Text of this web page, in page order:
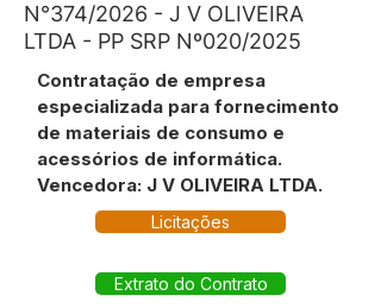
N°374/2026 - J V OLIVEIRA
LTDA - PP SRP Nº020/2025
Contratação de empresa
especializada para fornecimento
de materiais de consumo e
acessórios de informática.
Vencedora: J V OLIVEIRA LTDA.
Licitações
Extrato do Contrato